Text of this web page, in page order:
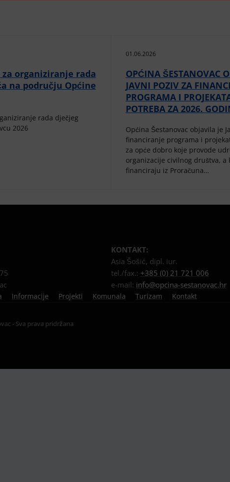
za organiziranje rada
na području Općine
rada dječjeg
2026
01.06.2026
OPĆINA ŠESTANOVAC
JAVNI POZIV ZA
PROGRAMA I
POTREBA ZA 2026.
Općina Šestanovac objavila je
financiranje programa i
za opće dobro koje provode
organizacije civilnog društva, a
financiraju iz Proračuna…
KONTAKT:
Asia Šošić, dipl. iur.
tel./fax.: +385 (0) 21 721 006
e-mail: info@opcina-sestanovac.hr
Informacije Projekti Komunala Turizam Kontakt
- Sva prava pridržana